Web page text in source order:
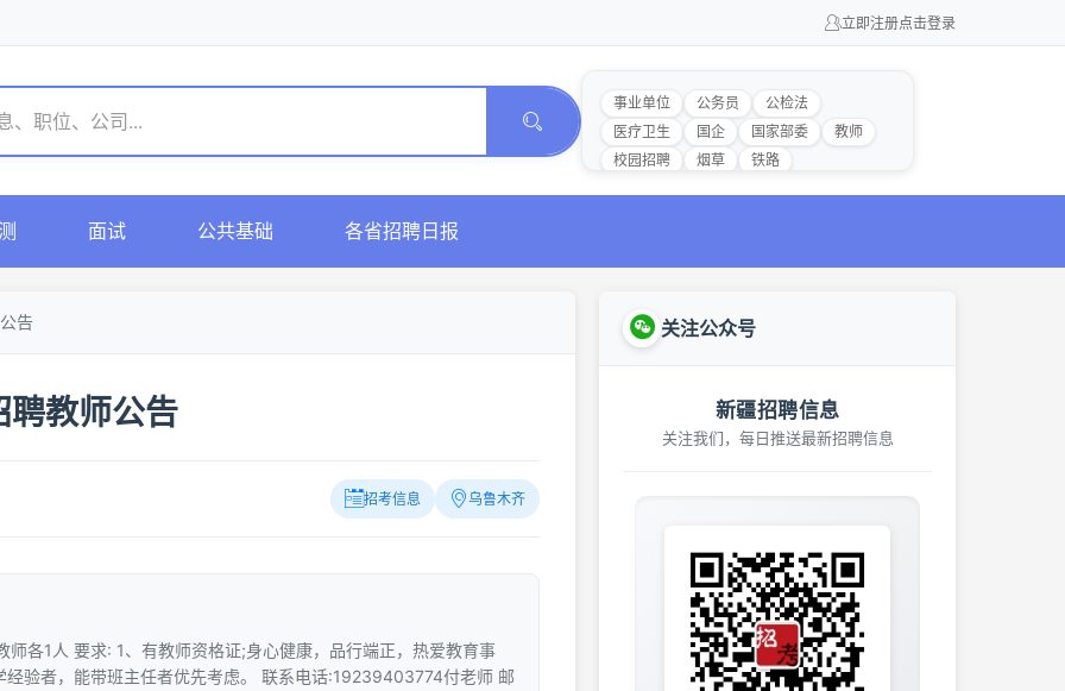
立即注册点击登录
事业单位 公务员
公检法
医疗卫生
国企 国家部委
教师
校园招聘
烟草 铁路
面试 公共基础 各省招聘日报
告
聘教师公告
招考信息 乌鲁木齐
各1人 要求: 1、有教师资格证;身心健康，品行端正，热爱教育事
验者，能带班主任者优先考虑。 联系电话:19239403774付老师 邮
关注公众号
新疆招聘信息
关注我们，每日推送最新招聘信息